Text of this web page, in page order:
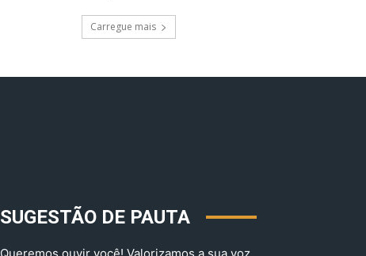
Carregue mais
SUGESTÃO DE PAUTA